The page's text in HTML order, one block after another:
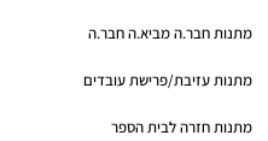
מתנות חבר.ה מביא.ה חבר.ה
מתנות עזיבת/פרישת עובדים
מתנות חזרה לבית הספר